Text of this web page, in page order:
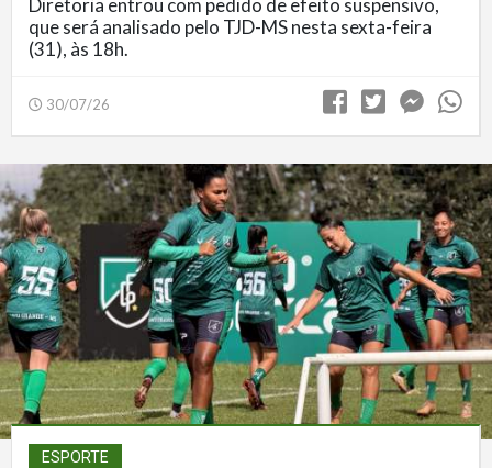
Diretoria entrou com pedido de efeito suspensivo,
que será analisado pelo TJD-MS nesta sexta-feira
(31), às 18h.
30/07/26
ESPORTE